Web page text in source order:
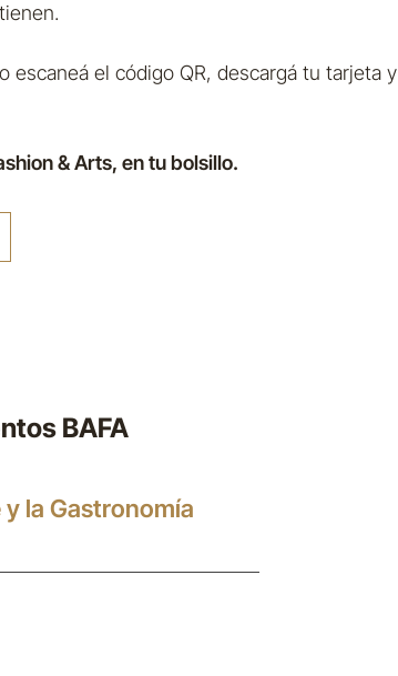
escaneá el código QR, descargá tu tarjeta y
& Arts, en tu bolsillo.
BAFA
la Gastronomía